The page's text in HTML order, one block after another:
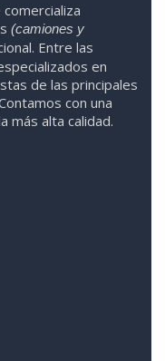
(camiones y
Entre las
s en
de las principales
con una
más alta calidad.